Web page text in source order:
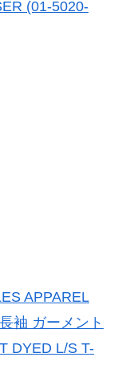
(01-5020-
APPAREL
袖 ガーメント
DYED L/S T-